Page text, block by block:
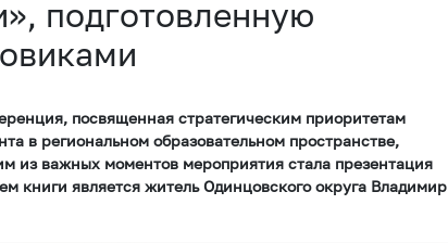
подготовленную
посвященная стратегическим приоритетам
в региональном образовательном пространстве,
из важных моментов мероприятия стала презентация
книги является житель Одинцовского округа Владимир